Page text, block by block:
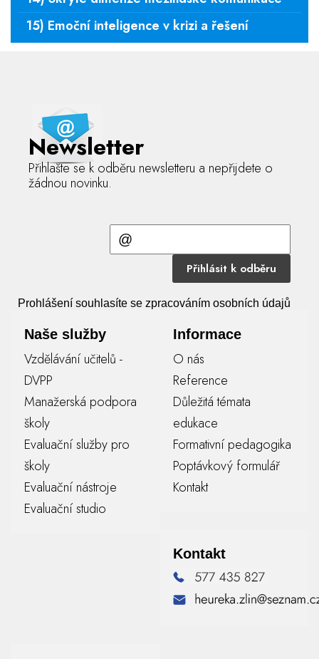
15) Emoční inteligence v krizi a řešení
Newsletter
Přihlašte se k odběru newsletteru a nepřijdete o
žádnou novinku.
Přihlásit k odběru
Prohlášení souhlasíte se zpracováním osobních údajů
Naše služby
Vzdělávání učitelů -
DVPP
Manažerská podpora
školy
Evaluační služby pro
školy
Evaluační nástroje
Evaluační studio
Informace
O nás
Reference
Důležitá témata
edukace
Formativní pedagogika
Poptávkový formulář
Kontakt
Kontakt